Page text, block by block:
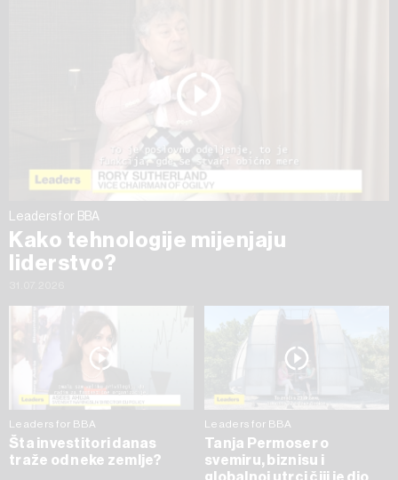
Leaders for BBA
Kako tehnologije mijenjaju
liderstvo?
Leaders for BBA
Šta investitori danas
traže od neke zemlje?
Leaders for BBA
Tanja Permoser o
svemiru, biznisu i